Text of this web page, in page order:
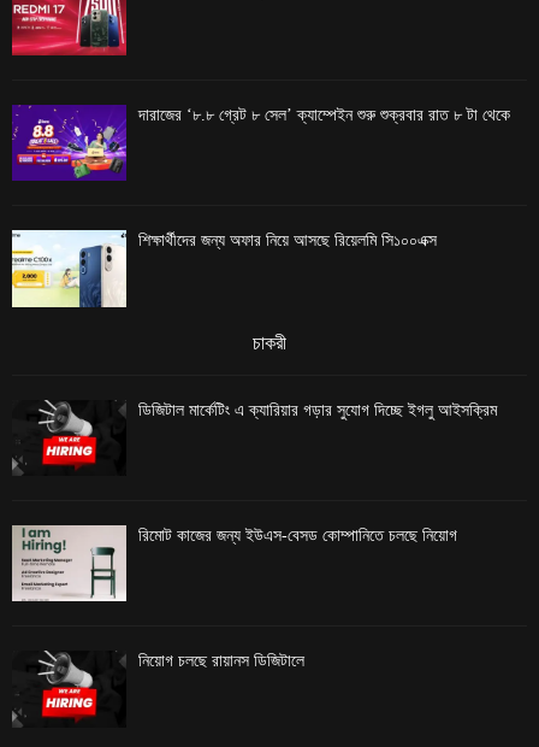
দারাজের ‘৮.৮ গ্রেট ৮ সেল’ ক্যাম্পেইন শুরু শুক্রবার রাত ৮ টা থেকে
শিক্ষার্থীদের জন্য অফার নিয়ে আসছে রিয়েলমি সি১০০এক্স
চাকরী
ডিজিটাল মার্কেটিং এ ক্যারিয়ার গড়ার সুযোগ দিচ্ছে ইগলু আইসক্রিম
রিমোট কাজের জন্য ইউএস-বেসড কোম্পানিতে চলছে নিয়োগ
নিয়োগ চলছে রায়ানস ডিজিটালে